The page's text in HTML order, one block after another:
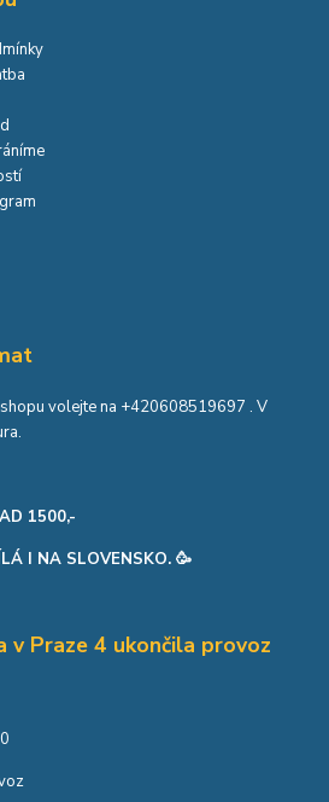
volejte na +420608519697 . V
1500,-
I NA SLOVENSKO. 🥳
v Praze 4 ukončila provoz